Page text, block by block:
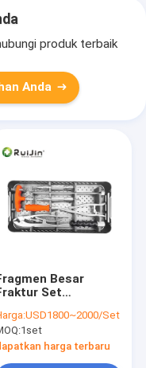
produk terbaik
Anda
Besar
Set
Fiksasi
Internal Tipe III
USD1800~2000/Set
1set
harga terbaru